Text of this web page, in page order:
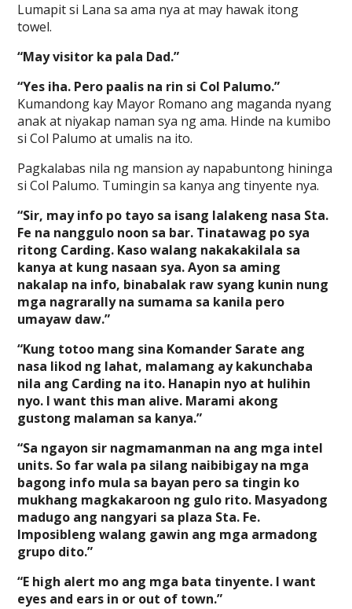
Lumapit si Lana sa ama nya at may hawak itong
towel.
“May visitor ka pala Dad.”
“Yes iha. Pero paalis na rin si Col Palumo.”
Kumandong kay Mayor Romano ang maganda nyang
anak at niyakap naman sya ng ama. Hinde na kumibo
si Col Palumo at umalis na ito.
Pagkalabas nila ng mansion ay napabuntong hininga
si Col Palumo. Tumingin sa kanya ang tinyente nya.
“Sir, may info po tayo sa isang lalakeng nasa Sta.
Fe na nanggulo noon sa bar. Tinatawag po sya
ritong Carding. Kaso walang nakakakilala sa
kanya at kung nasaan sya. Ayon sa aming
nakalap na info, binabalak raw syang kunin nung
mga nagrarally na sumama sa kanila pero
umayaw daw.”
“Kung totoo mang sina Komander Sarate ang
nasa likod ng lahat, malamang ay kakunchaba
nila ang Carding na ito. Hanapin nyo at hulihin
nyo. I want this man alive. Marami akong
gustong malaman sa kanya.”
“Sa ngayon sir nagmamanman na ang mga intel
units. So far wala pa silang naibibigay na mga
bagong info mula sa bayan pero sa tingin ko
mukhang magkakaroon ng gulo rito. Masyadong
madugo ang nangyari sa plaza Sta. Fe.
Imposibleng walang gawin ang mga armadong
grupo dito.”
“E high alert mo ang mga bata tinyente. I want
eyes and ears in or out of town.”